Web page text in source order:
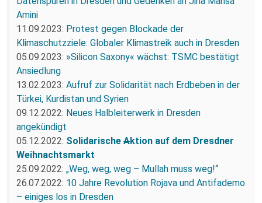
Amini
11.09.2023: Protest gegen Blockade der
Klimaschutzziele: Globaler Klimastreik auch in Dresden
05.09.2023: »Silicon Saxony« wächst: TSMC bestätigt
Ansiedlung
13.02.2023: Aufruf zur Solidarität nach Erdbeben in der
Türkei, Kurdistan und Syrien
09.12.2022: Neues Halbleiterwerk in Dresden
angekündigt
05.12.2022: Solidarische Aktion auf dem Dresdner
Weihnachtsmarkt
25.09.2022: „Weg, weg, weg – Mullah muss weg!“
26.07.2022: 10 Jahre Revolution Rojava und Antifademo
– einiges los in Dresden